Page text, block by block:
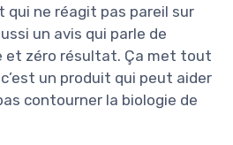
qui ne réagit pas pareil sur
un avis qui parle de
et zéro résultat. Ça met tout
un produit qui peut aider
contourner la biologie de